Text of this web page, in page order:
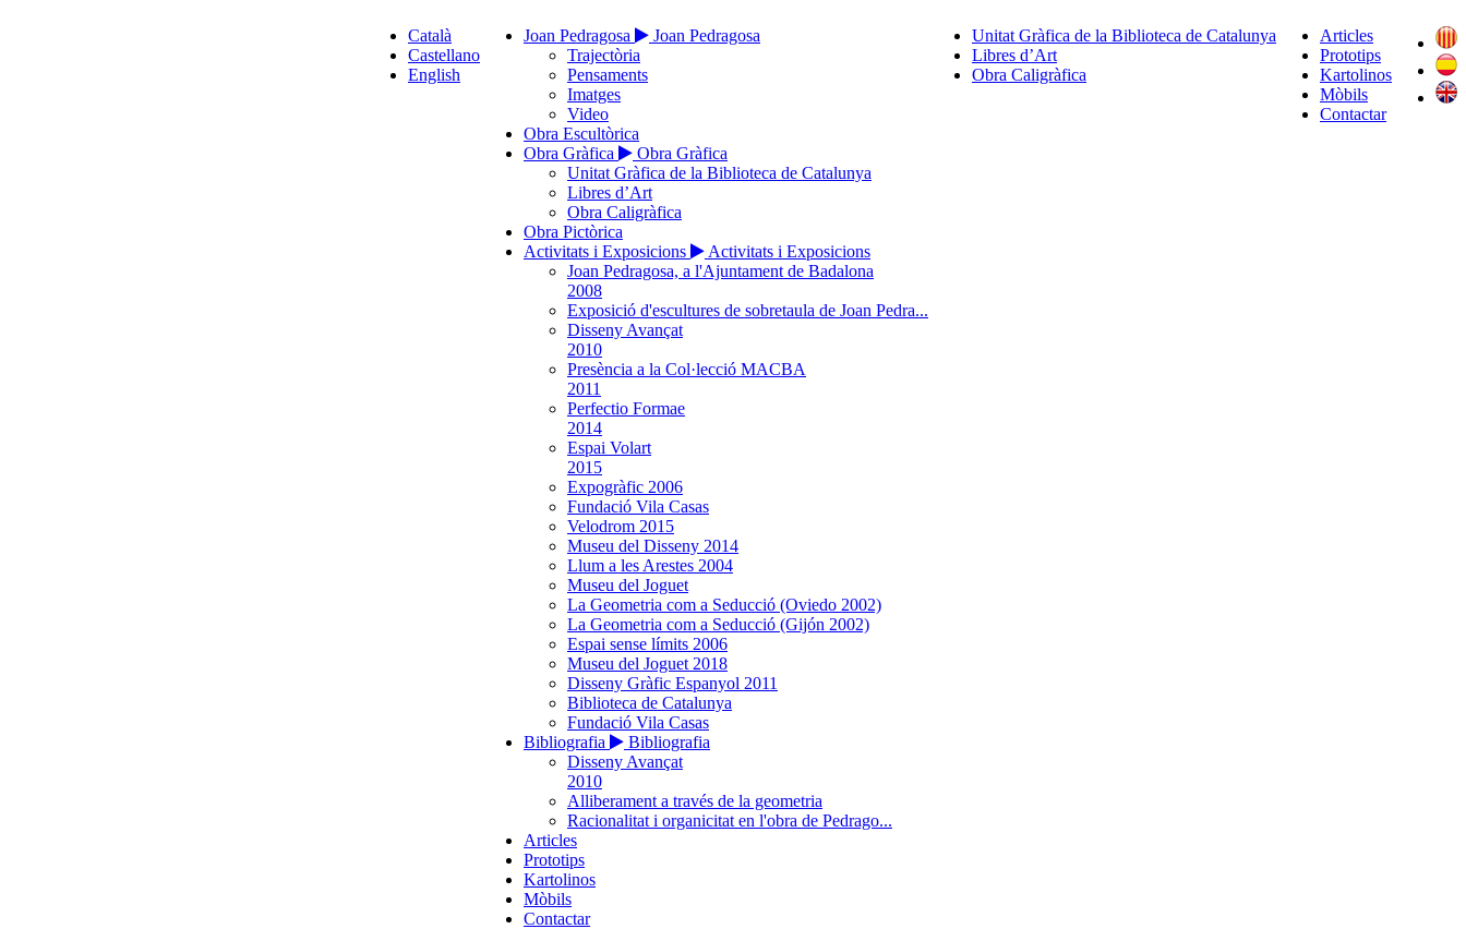
Articles
Prototips
Kartolinos
Mòbils
Contactar
Unitat Gràfica de la Biblioteca de Catalunya
Libres d’Art
Obra Caligràfica
Joan Pedragosa
Joan Pedragosa
Trajectòria
Pensaments
Imatges
Video
Obra Escultòrica
Obra Gràfica
Obra Gràfica
Unitat Gràfica de la Biblioteca de Catalunya
Libres d’Art
Obra Caligràfica
Obra Pictòrica
Activitats i Exposicions
Activitats i Exposicions
Joan Pedragosa, a l'Ajuntament de Badalona
2008
Exposició d'escultures de sobretaula de Joan Pedra...
Disseny Avançat
2010
Presència a la Col·lecció MACBA
2011
Perfectio Formae
2014
Espai Volart
2015
Expogràfic 2006
Fundació Vila Casas
Velodrom 2015
Museu del Disseny 2014
Llum a les Arestes 2004
Museu del Joguet
La Geometria com a Seducció (Oviedo 2002)
La Geometria com a Seducció (Gijón 2002)
Espai sense límits 2006
Museu del Joguet 2018
Disseny Gràfic Espanyol 2011
Biblioteca de Catalunya
Fundació Vila Casas
Bibliografia
Bibliografia
Disseny Avançat
2010
Alliberament a través de la geometria
Racionalitat i organicitat en l'obra de Pedrago...
Articles
Prototips
Kartolinos
Mòbils
Contactar
Català
Castellano
English